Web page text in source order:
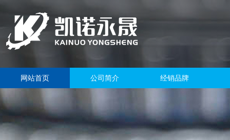
网站首页 公司简介 经销品牌